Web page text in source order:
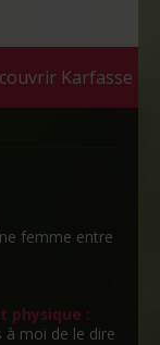
Karfasse
femme entre
physique :
à moi de le dire